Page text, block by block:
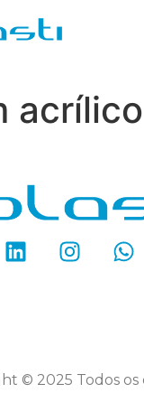
© 2025 Todos